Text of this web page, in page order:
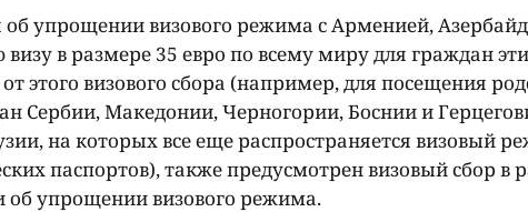
об упрощении визового режима с Арменией,
визу в размере 35 евро по всему миру для граждан
этого визового сбора (например, для посещения
Сербии, Македонии, Черногории, Боснии и
на которых все еще распространяется визовый
паспортов), также предусмотрен визовый сбор в
об упрощении визового режима.